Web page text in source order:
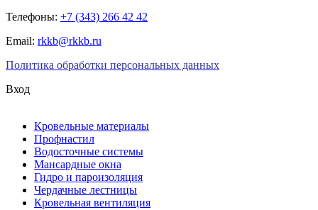
Телефоны: +7 (343) 266 42 42
Email: rkkb@rkkb.ru
Политика обработки персональных данных
Вход
Кровельные материалы
Профнастил
Водосточные системы
Мансардные окна
Гидро и пароизоляция
Чердачные лестницы
Кровельная вентиляция